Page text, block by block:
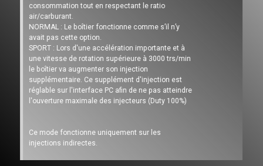
consommation tout en respectant le ratio
air/carburant.
NORMAL : Le boîtier fonctionne comme s’il n’y
avait pas cette option.
SPORT : Lors d'une accélération importante et à
une vitesse de rotation supérieure à 3000 trs/min
le boîtier va augmenter son injection
supplémentaire. Ce supplément d'injection est
réglable sur l'interface PC afin de ne pas atteindre
l'ouverture maximale des injecteurs (Duty 100%)
Ce mode fonctionne uniquement sur les
injections indirectes.